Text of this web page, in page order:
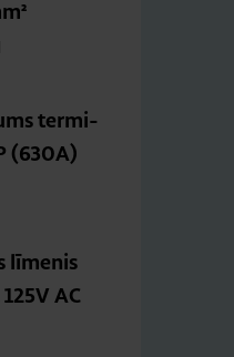
ter­mi­
(630A)
lī­me­nis
AC